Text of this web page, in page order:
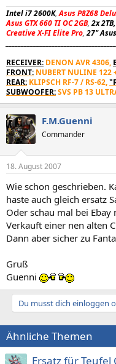
Intel i7 2600K,Asus P8Z68
Asus GTX 660 TI OC 2GB,2x
Creative X-FI Elite Pro,27"
RECEIVER: DENON AVR 4306,
FRONT: NUBERT NULINE 122
REAR: KLIPSCH RF-7 / RS-62,
SUBWOOFER:SVS PB 13
F.M.Guenni
Commander
18. August 2007
Wie schon geschrieben.
haste auch gleich ersatz
Oder schau mal bei Ebay
Verkauft einer nen alten
Dann aber sicher zu
Gruß
Guenni
Du musst dich einloggen
Ähnliche Themen
Ersatz für Teufel